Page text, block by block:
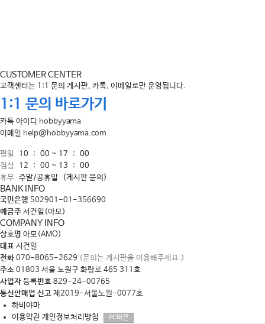
CUSTOMER CENTER
고객센터는 1:1 문의 게시판, 카톡, 이메일로만 운영됩니다.
1:1 문의 바로가기
카톡 아이디 hobbyyama
이메일 help@hobbyyama.com
평일
10 : 00 ~ 17 : 00
점심
12 : 00 ~ 13 : 00
휴무 주말/공휴일 (게시판 문의)
BANK INFO
국민은행 502901-01-356690
예금주 서건일(아모)
COMPANY INFO
상호명 아모(AMO)
대표 서건일
전화 070-8065-2629 (문의는 게시판을 이용해주세요.)
주소 01803 서울 노원구 화랑로 465 311호
사업자 등록번호 829-24-00765
통신판매업 신고 제2019-서울노원-0077호
하비야마
이용약관 개인정보처리방침 PC버전